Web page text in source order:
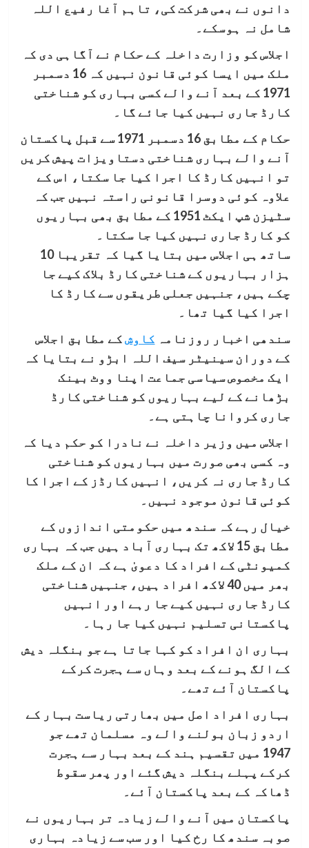
دانوں نے بھی شرکت کی، تاہم آغا رفیع اللہ
شامل نہ ہوسکے۔
اجلاس کو وزارت داخلہ کے حکام نے آگاہی دی کہ
ملک میں ایسا کوئی قانون نہیں کہ 16 دسمبر
1971 کے بعد آنے والے کسی بہاری کو شناختی
کارڈ جاری نہیں کیا جائے گا۔
حکام کے مطابق 16 دسمبر 1971 سے قبل پاکستان
آنے والے بہاری شناختی دستاویزات پیش کریں
تو انہیں کارڈ کا اجرا کیا جا سکتا، اس کے
علاوہ کوئی دوسرا قانونی راستہ نہیں جب کہ
سٹیزن شپ ایکٹ 1951 کے مطابق بھی بہاریوں
کو کارڈ جاری نہیں کیا جا سکتا۔
ساتھ ہی اجلاس میں بتایا گیا کہ تقریبا 10
ہزار بہاریوں کے شناختی کارڈ بلاک کیے جا
چکے ہیں، جنہیں جعلی طریقوں سے کارڈ کا
اجرا کیا گیا تھا۔
سندھی اخبار روزنامہ کاوشکے مطابق اجلاس
کے دوران سینیٹر سیف اللہ ابڑو نے بتایا کہ
ایک مخصوص سیاسی جماعت اپنا ووٹ بینک
بڑھانے کے لیے بہاریوں کو شناختی کارڈ
جاری کروانا چاہتی ہے۔
اجلاس میں وزیر داخلہ نے نادرا کو حکم دیا کہ
وہ کسی بھی صورت میں بہاریوں کو شناختی
کارڈ جاری نہ کریں، انہیں کارڈز کے اجرا کا
کوئی قانون موجود نہیں۔
خیال رہے کہ سندھ میں حکومتی اندازوں کے
مطابق 15 لاکھ تک بہاری آباد ہیں جب کہ بہاری
کمیونٹی کے افراد کا دعویٰ ہے کہ ان کے ملک
بھر میں 40 لاکھ افراد ہیں، جنہیں شناختی
کارڈ جاری نہیں کیے جا رہے اور انہیں
پاکستانی تسلیم نہیں کیا جا رہا۔
بہاری ان افراد کو کہا جاتا ہے جو بنگلہ دیش
کے الگ ہونے کے بعد وہاں سے ہجرت کرکے
پاکستان آئے تھے۔
بہاری افراد اصل میں بھارتی ریاست بہار کے
اردو زبان بولنے والے وہ مسلمان تھے جو
1947 میں تقسیم ہند کے بعد بہار سے ہجرت
کرکے پہلے بنگلہ دیش گئے اور پھر سقوط
ڈھاکہ کے بعد پاکستان آئے۔
پاکستان میں آنے والے زیادہ تر بہاریوں نے
صوبہ سندھ کا رخ کیا اور سب سے زیادہ بہاری